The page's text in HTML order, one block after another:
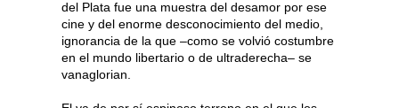
del Plata fue una muestra del desamor por ese
cine y del enorme desconocimiento del medio,
ignorancia de la que –como se volvió costumbre
en el mundo libertario o de ultraderecha– se
vanaglorian.